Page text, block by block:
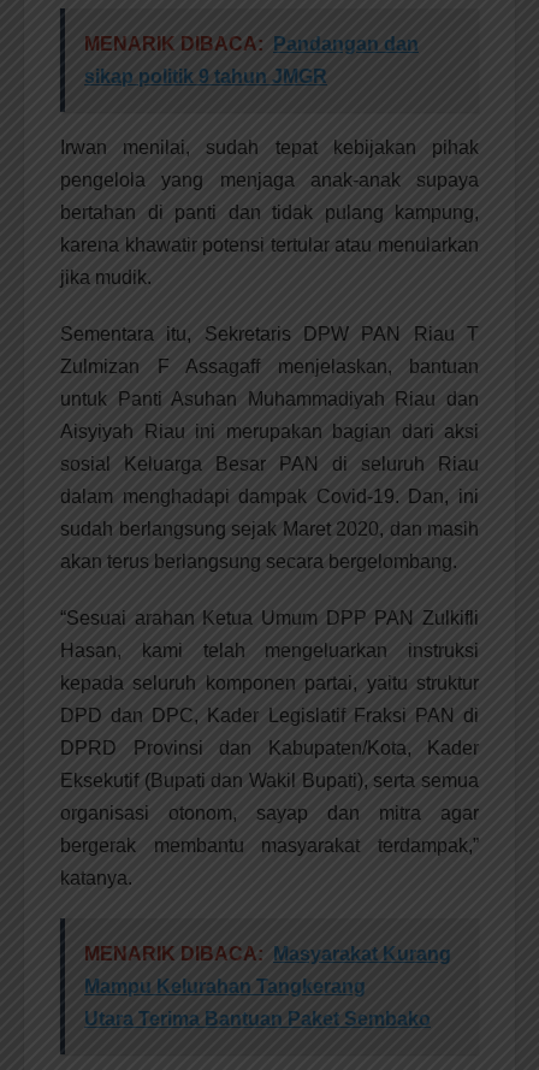
MENARIK DIBACA:
Pandangan dan
sikap politik 9 tahun JMGR
Irwan menilai, sudah tepat kebijakan pihak
pengelola yang menjaga anak-anak supaya
bertahan di panti dan tidak pulang kampung,
karena khawatir potensi tertular atau menularkan
jika mudik.
Sementara itu, Sekretaris DPW PAN Riau T
Zulmizan F Assagaff menjelaskan, bantuan
untuk Panti Asuhan Muhammadiyah Riau dan
Aisyiyah Riau ini merupakan bagian dari aksi
sosial Keluarga Besar PAN di seluruh Riau
dalam menghadapi dampak Covid-19. Dan, ini
sudah berlangsung sejak Maret 2020, dan masih
akan terus berlangsung secara bergelombang.
“Sesuai arahan Ketua Umum DPP PAN Zulkifli
Hasan, kami telah mengeluarkan instruksi
kepada seluruh komponen partai, yaitu struktur
DPD dan DPC, Kader Legislatif Fraksi PAN di
DPRD Provinsi dan Kabupaten/Kota, Kader
Eksekutif (Bupati dan Wakil Bupati), serta semua
organisasi otonom, sayap dan mitra agar
bergerak membantu masyarakat terdampak,”
katanya.
MENARIK DIBACA:
Masyarakat Kurang
Mampu Kelurahan Tangkerang
Utara Terima Bantuan Paket Sembako